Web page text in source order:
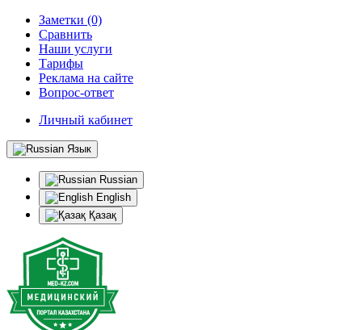
Заметки (0)
Сравнить
Наши услуги
Тарифы
Реклама на сайте
Вопрос-ответ
Личный кабинет
Язык
Russian
English
Қазақ